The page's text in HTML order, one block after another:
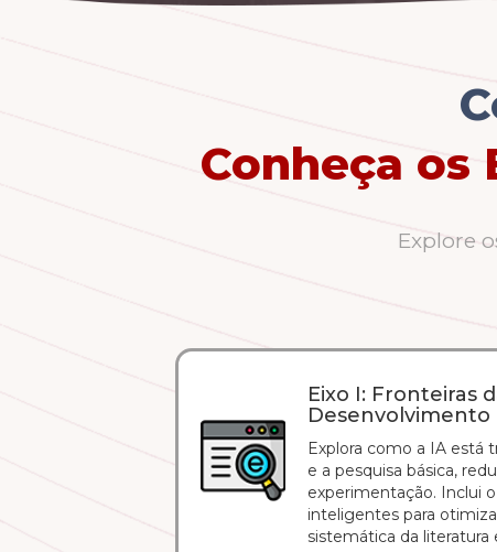
Conheça os
Explore
Eixo I: Fronteiras
Desenvolvimento
Explora como a IA está
e a pesquisa básica,
experimentação. Inclui
inteligentes para
sistemática da literatura